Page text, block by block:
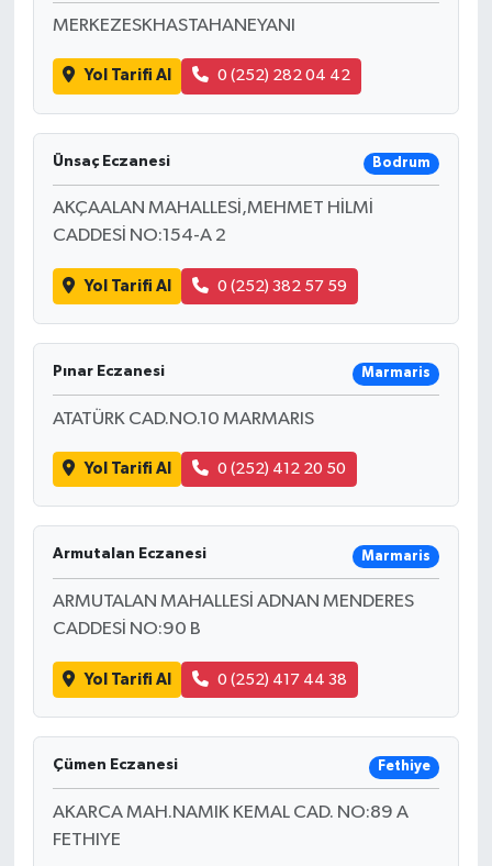
MERKEZESKHASTAHANEYANI
Yol Tarifi Al 0 (252) 282 04 42
Ünsaç Eczanesi Bodrum
AKÇAALAN MAHALLESİ,MEHMET HİLMİ
CADDESİ NO:154-A 2
Yol Tarifi Al 0 (252) 382 57 59
Pınar Eczanesi Marmaris
ATATÜRK CAD.NO.10 MARMARIS
Yol Tarifi Al 0 (252) 412 20 50
Armutalan Eczanesi Marmaris
ARMUTALAN MAHALLESİ ADNAN MENDERES
CADDESİ NO:90 B
Yol Tarifi Al 0 (252) 417 44 38
Çümen Eczanesi Fethiye
AKARCA MAH.NAMIK KEMAL CAD. NO:89 A
FETHIYE